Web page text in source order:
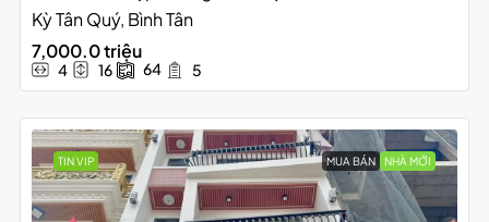
Kỳ Tân Quý, Bình Tân
7,000.0 triệu
4 16 64 5
TIN VIP MUA BÁN NHÀ MỚI